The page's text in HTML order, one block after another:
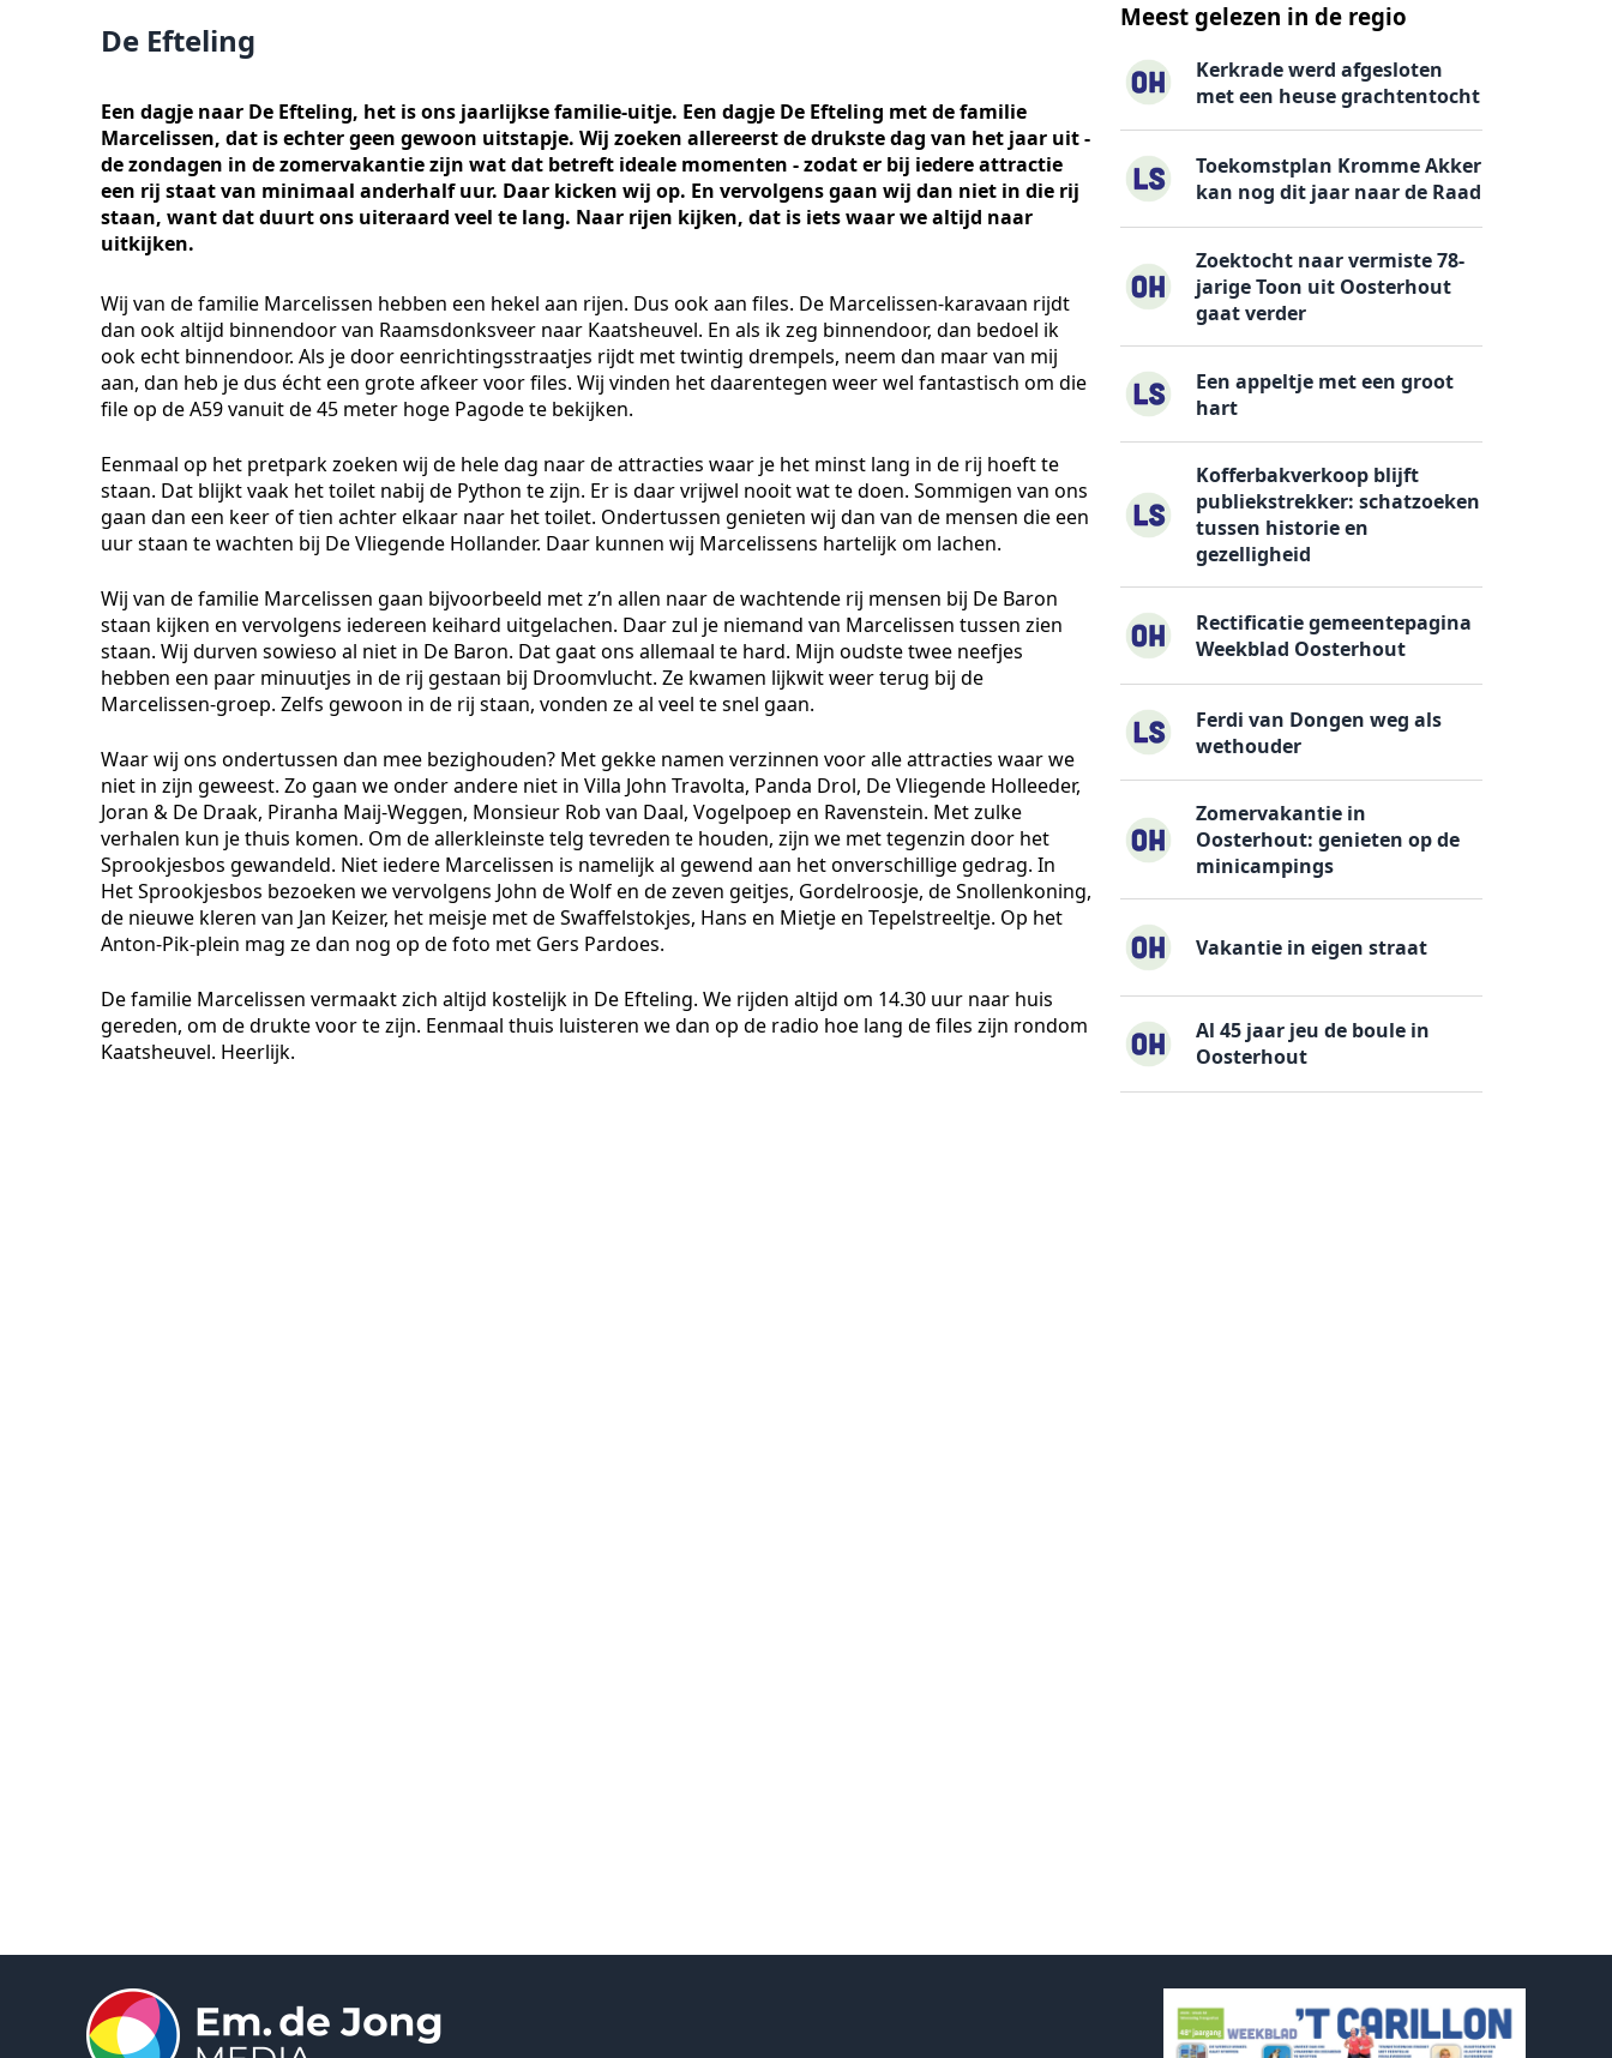
De Efteling
Een dagje naar De Efteling, het is ons jaarlijkse familie-uitje. Een dagje De Efteling met de familie
Marcelissen, dat is echter geen gewoon uitstapje. Wij zoeken allereerst de drukste dag van het jaar uit -
de zondagen in de zomervakantie zijn wat dat betreft ideale momenten - zodat er bij iedere attractie
een rij staat van minimaal anderhalf uur. Daar kicken wij op. En vervolgens gaan wij dan niet in die rij
staan, want dat duurt ons uiteraard veel te lang. Naar rijen kijken, dat is iets waar we altijd naar
uitkijken.
Wij van de familie Marcelissen hebben een hekel aan rijen. Dus ook aan files. De Marcelissen-karavaan rijdt
dan ook altijd binnendoor van Raamsdonksveer naar Kaatsheuvel. En als ik zeg binnendoor, dan bedoel ik
ook echt binnendoor. Als je door eenrichtingsstraatjes rijdt met twintig drempels, neem dan maar van mij
aan, dan heb je dus écht een grote afkeer voor files. Wij vinden het daarentegen weer wel fantastisch om die
file op de A59 vanuit de 45 meter hoge Pagode te bekijken.
Eenmaal op het pretpark zoeken wij de hele dag naar de attracties waar je het minst lang in de rij hoeft te
staan. Dat blijkt vaak het toilet nabij de Python te zijn. Er is daar vrijwel nooit wat te doen. Sommigen van ons
gaan dan een keer of tien achter elkaar naar het toilet. Ondertussen genieten wij dan van de mensen die een
uur staan te wachten bij De Vliegende Hollander. Daar kunnen wij Marcelissens hartelijk om lachen.
Wij van de familie Marcelissen gaan bijvoorbeeld met z’n allen naar de wachtende rij mensen bij De Baron
staan kijken en vervolgens iedereen keihard uitgelachen. Daar zul je niemand van Marcelissen tussen zien
staan. Wij durven sowieso al niet in De Baron. Dat gaat ons allemaal te hard. Mijn oudste twee neefjes
hebben een paar minuutjes in de rij gestaan bij Droomvlucht. Ze kwamen lijkwit weer terug bij de
Marcelissen-groep. Zelfs gewoon in de rij staan, vonden ze al veel te snel gaan.
Waar wij ons ondertussen dan mee bezighouden? Met gekke namen verzinnen voor alle attracties waar we
niet in zijn geweest. Zo gaan we onder andere niet in Villa John Travolta, Panda Drol, De Vliegende Holleeder,
Joran & De Draak, Piranha Maij-Weggen, Monsieur Rob van Daal, Vogelpoep en Ravenstein. Met zulke
verhalen kun je thuis komen. Om de allerkleinste telg tevreden te houden, zijn we met tegenzin door het
Sprookjesbos gewandeld. Niet iedere Marcelissen is namelijk al gewend aan het onverschillige gedrag. In
Het Sprookjesbos bezoeken we vervolgens John de Wolf en de zeven geitjes, Gordelroosje, de Snollenkoning,
de nieuwe kleren van Jan Keizer, het meisje met de Swaffelstokjes, Hans en Mietje en Tepelstreeltje. Op het
Anton-Pik-plein mag ze dan nog op de foto met Gers Pardoes.
De familie Marcelissen vermaakt zich altijd kostelijk in De Efteling. We rijden altijd om 14.30 uur naar huis
gereden, om de drukte voor te zijn. Eenmaal thuis luisteren we dan op de radio hoe lang de files zijn rondom
Kaatsheuvel. Heerlijk.
Meest gelezen in de regio
Kerkrade werd afgesloten
met een heuse grachtentocht
Toekomstplan Kromme Akker
kan nog dit jaar naar de Raad
Zoektocht naar vermiste 78-
jarige Toon uit Oosterhout
gaat verder
Een appeltje met een groot
hart
Kofferbakverkoop blijft
publiekstrekker: schatzoeken
tussen historie en
gezelligheid
Rectificatie gemeentepagina
Weekblad Oosterhout
Ferdi van Dongen weg als
wethouder
Zomervakantie in
Oosterhout: genieten op de
minicampings
Vakantie in eigen straat
Al 45 jaar jeu de boule in
Oosterhout